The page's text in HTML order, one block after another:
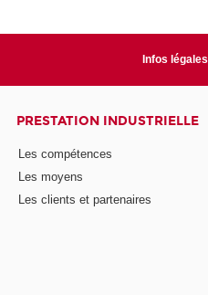
Infos légales
PRESTATION INDUSTRIELLE
Les compétences
Les moyens
Les clients et partenaires